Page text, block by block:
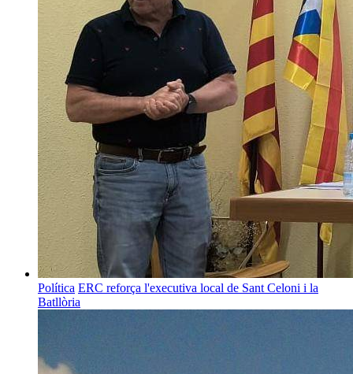
Política ERC reforça l'executiva local de Sant Celoni i la
Batllòria